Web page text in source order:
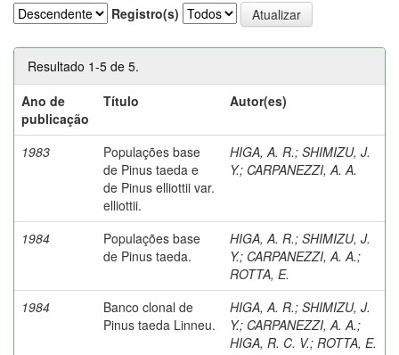
Registro(s)
Resultado 1-5 de 5.
Ano de
publicação
Título Autor(es)
1983
Populações base
de Pinus taeda e
de Pinus elliottii var.
elliottii.
HIGA, A. R.; SHIMIZU, J.
Y.; CARPANEZZI, A. A.
1984
Populações base
de Pinus taeda.
HIGA, A. R.; SHIMIZU, J.
Y.; CARPANEZZI, A. A.;
ROTTA, E.
1984
Banco clonal de
Pinus taeda Linneu.
HIGA, A. R.; SHIMIZU, J.
Y.; CARPANEZZI, A. A.;
HIGA, R. C. V.; ROTTA, E.